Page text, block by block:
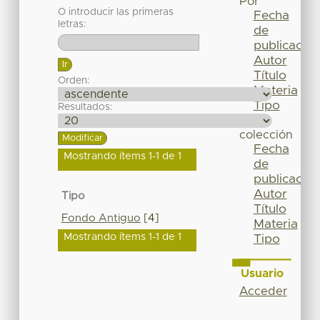
O introducir las primeras
letras:
Orden:
Resultados:
Mostrando ítems 1-1 de 1
Tipo
Fondo Antiguo [4]
Mostrando ítems 1-1 de 1
Fecha
de
publicación
Autor
Título
Materia
Tipo
colección
Fecha
de
publicación
Autor
Título
Materia
Tipo
Usuario
Acceder